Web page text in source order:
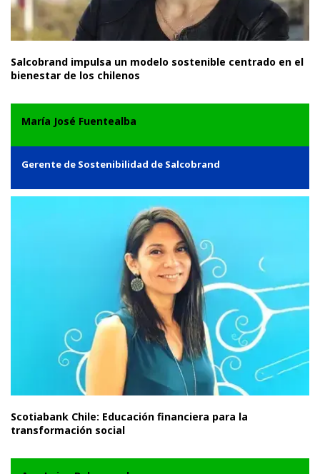
Salcobrand impulsa un modelo sostenible centrado en el
bienestar de los chilenos
María José Fuentealba
Gerente de Sostenibilidad de Salcobrand
Scotiabank Chile: Educación financiera para la
transformación social